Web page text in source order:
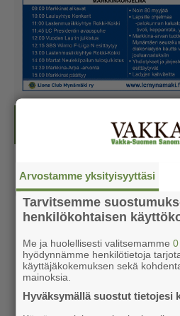
Kesälehti (ilmainen)
Arvostamme yksityisyyttäsi
Tarvitsemme
henkilökohtaisen
Me ja huolellisesti valitsemamme
hyödynnämme henkilötietoja
käyttäjäkokemuksen sekä
mainoksia.
Hyväksymällä suostut tietojesi